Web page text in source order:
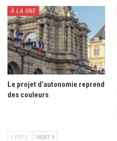
À LA UNE
Le projet d’autonomie reprend
des couleurs
PREV NEXT